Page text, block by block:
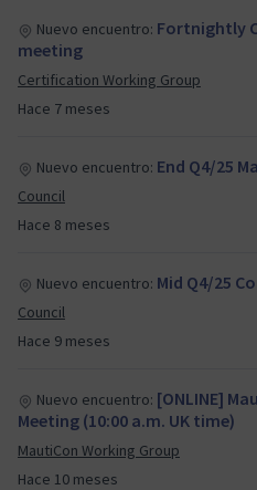
Hace 7 meses
Nuevo encuentro: Fortnightly
meeting
Certification Working Group
Hace 8 meses
Nuevo encuentro: End Q4/25
Council
Hace 9 meses
Nuevo encuentro: Mid Q4/25
Council
Hace 10 meses
Nuevo encuentro: [ONLINE]
Meeting (10:00 a.m. UK time)
MautiCon Working Group